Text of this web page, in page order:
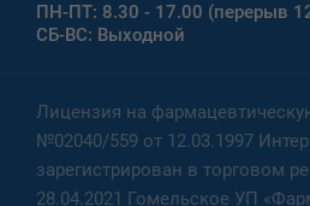
ПН-ПТ: 8.30 - 17.00 (перерыв
СБ-ВС: Выходной
Лицензия на
№02040/559 от 12.03.1997
зарегистрирован в торговом
28.04.2021 Гомельское УП